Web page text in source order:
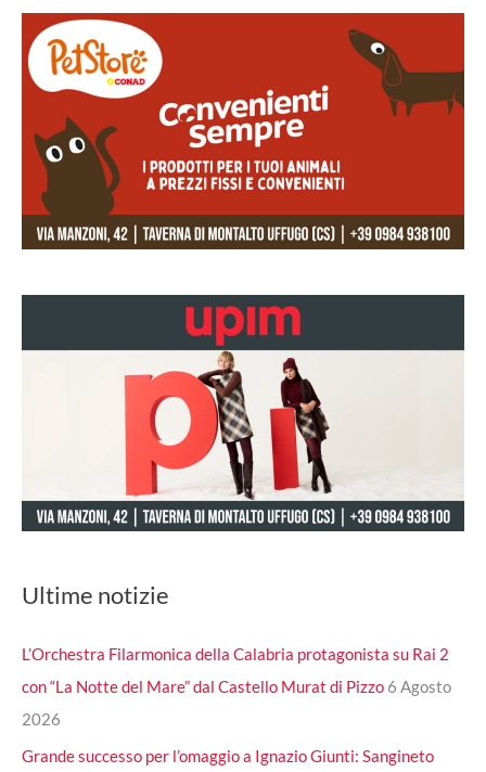
Ultime notizie
L’Orchestra Filarmonica della Calabria protagonista su Rai 2
con “La Notte del Mare” dal Castello Murat di Pizzo 6 Agosto
2026
Grande successo per l’omaggio a Ignazio Giunti: Sangineto